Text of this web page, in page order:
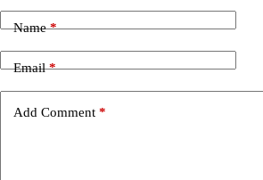
Name*
Email*
Add Comment *